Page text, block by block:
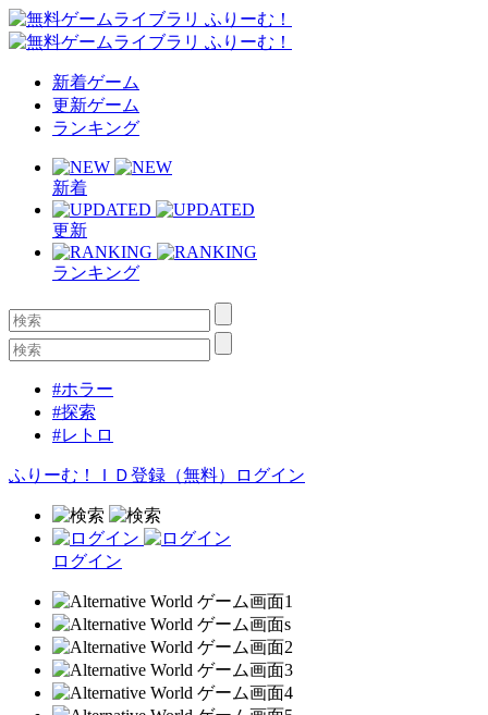
新着ゲーム
更新ゲーム
ランキング
新着
更新
ランキング
#ホラー
#探索
#レトロ
ふりーむ！ＩＤ登録（無料） ログイン
ログイン